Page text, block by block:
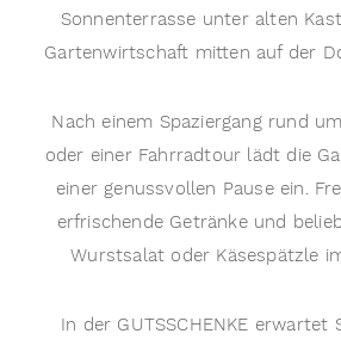
Sonnenterrasse unter alten
Gartenwirtschaft mitten auf der
Nach einem Spaziergang rund
oder einer Fahrradtour lädt die
einer genussvollen Pause ein.
erfrischende Getränke und
Wurstsalat oder Käsespätzle
In der GUTSSCHENKE erwartet